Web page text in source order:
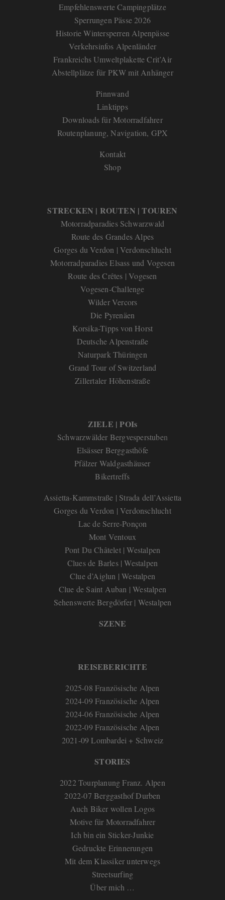
Empfehlenswerte Campingplätze
Sperrungen Pässe 2026
Historie Wintersperren Alpenpässe
Verkehrsinfos Alpenländer
Frankreichs Umweltplakette Crit’Air
Abstellplätze für PKW mit Anhänger
Pinnwand
Linktipps
Downloads für Motorradfahrer
Routenplanung, Navigation, GPX
Kontakt
Shop
STRECKEN | ROUTEN | TOUREN
Motorradparadies Schwarzwald
Route des Grandes Alpes
Gorges du Verdon | Verdonschlucht
Motorradparadies Elsass und Vogesen
Route des Crêtes | Vogesen
Vogesen-Challenge
Wilder Vercors
Die Pyrenäen
Korsika-Tipps von Horst
Deutsche Alpenstraße
Naturpark Thüringen
Grand Tour of Switzerland
Zillertaler Höhenstraße
ZIELE | POIs
Schwarzwälder Bergvesperstuben
Elsässer Berggasthöfe
Pfälzer Waldgasthäuser
Bikertreffs
Assietta-Kammstraße | Strada dell’Assietta
Gorges du Verdon | Verdonschlucht
Lac de Serre-Ponçon
Mont Ventoux
Pont Du Châtelet | Westalpen
Clues de Barles | Westalpen
Clue d’Aiglun | Westalpen
Clue de Saint Auban | Westalpen
Sehenswerte Bergdörfer | Westalpen
SZENE
REISEBERICHTE
2025-08 Französische Alpen
2024-09 Französische Alpen
2024-06 Französische Alpen
2022-09 Französische Alpen
2021-09 Lombardei + Schweiz
STORIES
2022 Tourplanung Franz. Alpen
2022-07 Berggasthof Durben
Auch Biker wollen Logos
Motive für Motorradfahrer
Ich bin ein Sticker-Junkie
Gedruckte Erinnerungen
Mit dem Klassiker unterwegs
Streetsurfing
Über mich …